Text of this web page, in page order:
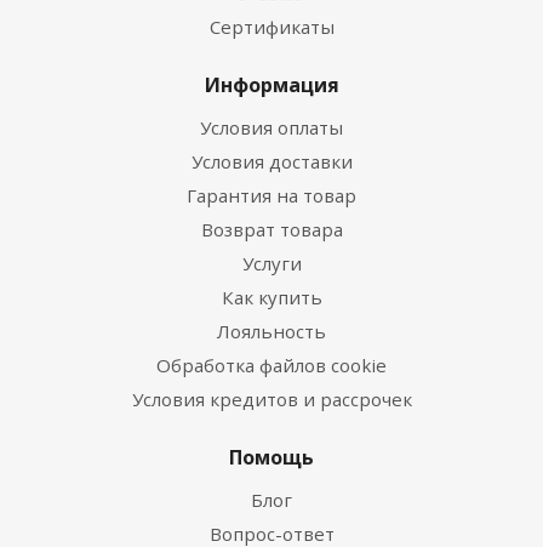
Сертификаты
Информация
Условия оплаты
Условия доставки
Гарантия на товар
Возврат товара
Услуги
Как купить
Лояльность
Обработка файлов cookie
Условия кредитов и рассрочек
Помощь
Блог
Вопрос-ответ